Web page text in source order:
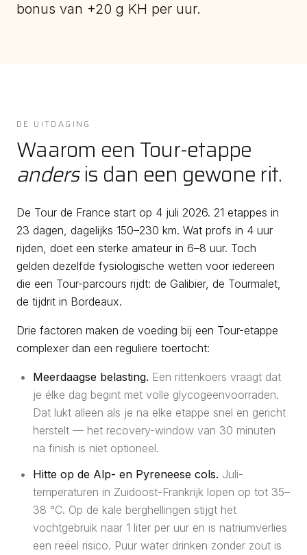
bonus van +20 g KH per uur.
DE UITDAGING
Waarom een Tour-etappe
andersis dan een gewone rit.
De Tour de France start op 4 juli 2026. 21 etappes in
23 dagen, dagelijks 150–230 km. Wat profs in 4 uur
rijden, doet een sterke amateur in 6–8 uur. Toch
gelden dezelfde fysiologische wetten voor iedereen
die een Tour-parcours rijdt: de Galibier, de Tourmalet,
de tijdrit in Bordeaux.
Drie factoren maken de voeding bij een Tour-etappe
complexer dan een reguliere toertocht:
Meerdaagse belasting. Een rittenkoers vraagt dat
je élke dag begint met volle glycogeenvoorraden.
Dat lukt alleen als je na elke etappe snel en gericht
herstelt — het recovery-window van 30 minuten
na finish is niet optioneel.
Hitte op de Alp- en Pyreneese cols. Juli-
temperaturen in Zuidoost-Frankrijk lopen op tot 35–
38 °C. Op de kale berghellingen stijgt het
vochtgebruik naar 1 liter per uur en is natriumverlies
een reëel risico. Puur water drinken zonder zout is